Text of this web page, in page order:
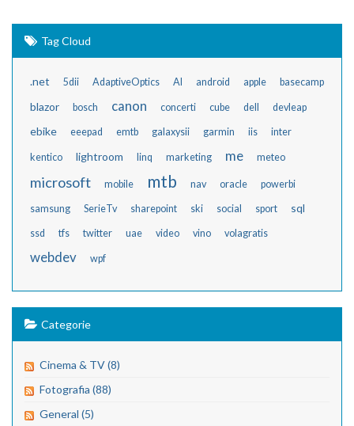
Tag Cloud
.net 5dii AdaptiveOptics AI android apple basecamp
blazor bosch canon concerti cube dell devleap
ebike eeepad emtb galaxysii garmin iis inter
kentico lightroom linq marketing me meteo
microsoft mobile mtb nav oracle powerbi
samsung SerieTv sharepoint ski social sport sql
ssd tfs twitter uae video vino volagratis
webdev wpf
Categorie
Cinema & TV (8)
Fotografia (88)
General (5)